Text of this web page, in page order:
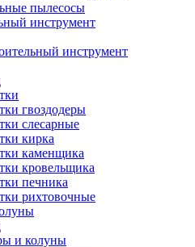
пылесосы
инструмент
инструмент
гвоздодеры
слесарные
кирка
каменщика
кровельщика
печника
рихтовочные
и колуны